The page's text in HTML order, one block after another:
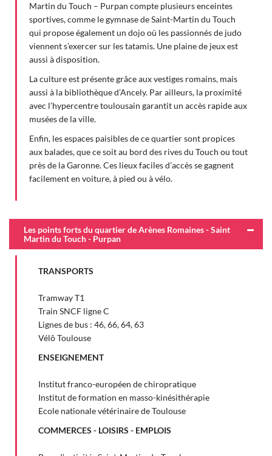
Martin du Touch – Purpan compte plusieurs enceintes
sportives, comme le gymnase de Saint-Martin du Touch
qui propose également un dojo où les passionnés de judo
viennent s’exercer sur les tatamis. Une plaine de jeux est
aussi à disposition.
La culture est présente grâce aux vestiges romains, mais
aussi à la bibliothèque d’Ancely. Par ailleurs, la proximité
avec l’hypercentre toulousain garantit un accès rapide aux
musées de la ville.
Enfin, les espaces paisibles de ce quartier sont propices
aux balades, que ce soit au bord des rives du Touch ou tout
près de la Garonne. Ces lieux faciles d’accès se gagnent
facilement en voiture, à pied ou à vélo.
Les points forts du quartier de Arènes Romaines - Saint
Martin du Touch - Purpan
TRANSPORTS
Tramway T1
Train SNCF ligne C
Lignes de bus : 46, 66, 64, 63
Vélô Toulouse
ENSEIGNEMENT
Institut franco-européen de chiropratique
Institut de formation en masso-kinésithérapie
Ecole nationale vétérinaire de Toulouse
COMMERCES - LOISIRS - EMPLOIS